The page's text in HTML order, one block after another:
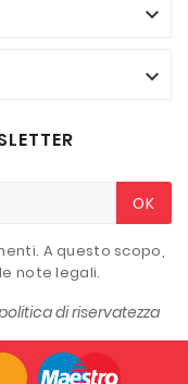


OK
A questo scopo,
note legali.
di riservatezza